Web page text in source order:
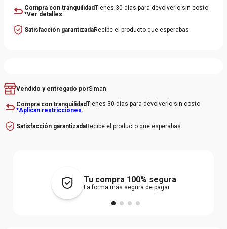
Compra con tranquilidadTienes 30 días para devolverlo sin costo.
*Ver detalles
Satisfacción garantizadaRecibe el producto que esperabas
Vendido y entregado porSiman
Compra con tranquilidadTienes 30 días para devolverlo sin costo
*Aplican restricciones.
Satisfacción garantizadaRecibe el producto que esperabas
Tu compra 100% segura
La forma más segura de pagar